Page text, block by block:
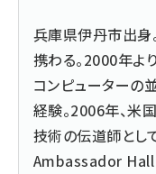
兵庫県伊丹市出身
携わる。2000年よ
コンピューターの
経験。2006年、米
技術の伝道師とし
Ambassador Hall